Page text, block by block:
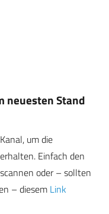
neuesten Stand
um die
Einfach den
oder – sollten
– diesem Link